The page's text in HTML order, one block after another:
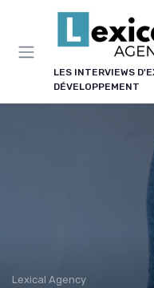
LES INTERVIEWS
DÉVELOPPEMENT
Lexical Agency
Panneau de gestion des